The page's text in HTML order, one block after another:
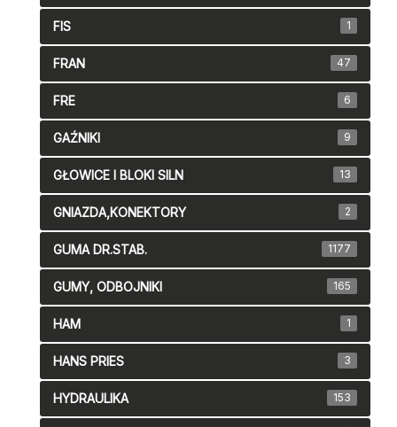
FIS 1
FRAN 47
FRE 6
GAŹNIKI 9
GŁOWICE I BLOKI SILN 13
GNIAZDA,KONEKTORY 2
GUMA DR.STAB. 1177
GUMY, ODBOJNIKI 165
HAM 1
HANS PRIES 3
HYDRAULIKA 153